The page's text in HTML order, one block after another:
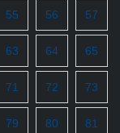
55 56 57
63 64 65
71 72 73
79 80 81